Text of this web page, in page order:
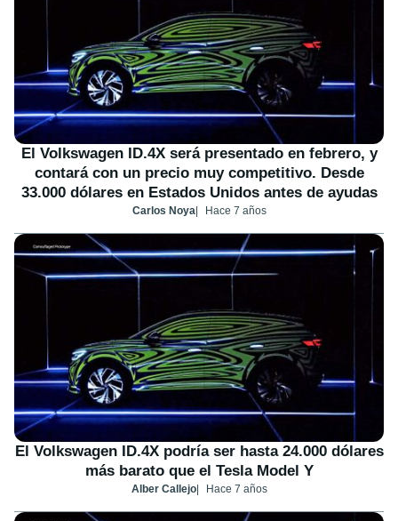
El Volkswagen ID.4X será presentado en febrero, y
contará con un precio muy competitivo. Desde
33.000 dólares en Estados Unidos antes de ayudas
Carlos Noya Hace 7 años
El Volkswagen ID.4X podría ser hasta 24.000 dólares
más barato que el Tesla Model Y
Alber Callejo Hace 7 años